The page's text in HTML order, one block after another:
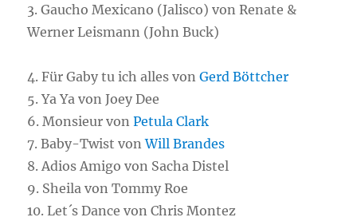
3. Gaucho Mexicano (Jalisco) von Renate &
Werner Leismann (John Buck)
4. Für Gaby tu ich alles vonGerd Böttcher
5. Ya Ya von Joey Dee
6. Monsieur vonPetula Clark
7. Baby-Twist vonWill Brandes
8. Adios Amigo von Sacha Distel
9. Sheila von Tommy Roe
10. Let´s Dance von Chris Montez